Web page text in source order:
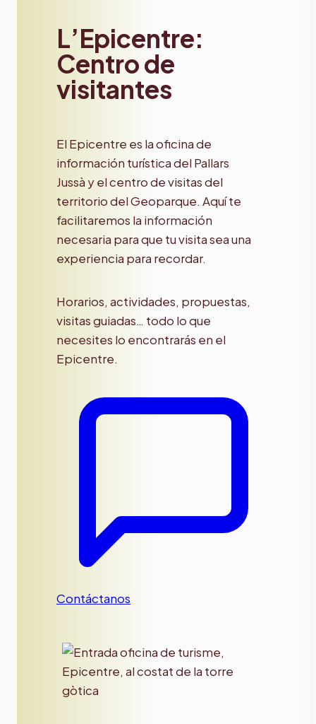
L’Epicentre:
Centro de
visitantes
El Epicentre es la oficina de
información turística del Pallars
Jussà y el centro de visitas del
territorio del Geoparque. Aquí te
facilitaremos la información
necesaria para que tu visita sea una
experiencia para recordar.
Horarios, actividades, propuestas,
visitas guiadas… todo lo que
necesites lo encontrarás en el
Epicentre.
Contáctanos